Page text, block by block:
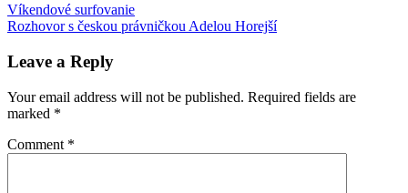
bonsaiinternetNew
York
Post
navigation
Previous
Post:
Víkendové surfovanie
Next
Rozhovor s českou právničkou Adelou Horejší
Leave a Reply
Your email address will not be published. Required fields are
marked *
Comment *